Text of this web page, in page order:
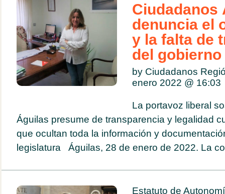
Ciudadanos
denuncia el
y la falta de
del
by Ciudadanos
enero 2022 @ 16:03
La portavoz liberal
Águilas presume de transparencia y legalidad
que ocultan toda la información y
legislatura Águilas, 28 de enero de 2022. La
Estatuto de